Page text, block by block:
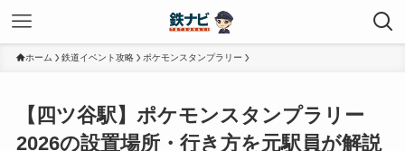
ホーム 鉄道イベント攻略 ポケモンスタンプラリー
【四ツ谷駅】ポケモンスタンプラリー
2026の設置場所・行き方を元駅員が解説